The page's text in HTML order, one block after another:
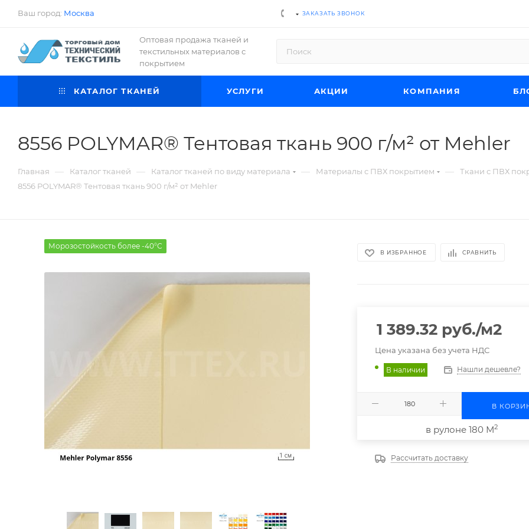
Ваш город: Москва ЗАКАЗАТЬ ЗВОНОК
Оптовая продажа тканей и
текстильных материалов с
покрытием
КАТАЛОГ ТКАНЕЙ УСЛУГИ АКЦИИ КОМПАНИЯ
8556 POLYMAR® Тентовая ткань 900 г/м² от Mehler
Главная — Каталог тканей — Каталог тканей по виду материала — Материалы с ПВХ покрытием —
Ткани с ПВХ
8556 POLYMAR® Тентовая ткань 900 г/м² от Mehler
Морозостойкость более -40°С
В ИЗБРАННОЕ СРАВНИТЬ
1 389.32 руб./м2
Цена указана без учета НДС
В наличии Нашли дешевле?
В
в рулоне 180 М2
Рассчитать доставку